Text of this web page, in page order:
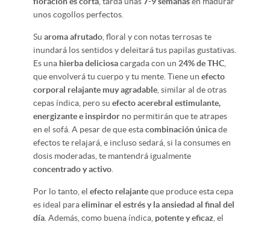
unos cogollos perfectos.
Su aroma afrutado , floral y con notas terrosas te
inundará los sentidos y deleitará tus papilas gustativas.
Es una hierba deliciosacargada con un 24% de THC
que envolverá tu cuerpo y tu mente. Tiene un efecto
corporal relajante muy agradable , similar al de otras
cepas índica, pero su efecto acerebral estimulante,
energizante e inspirdor no permitirán que te atrapes
en el sofá. A pesar de que estacombinación únicade
efectos te relajará, e incluso sedará, si la consumes en
dosis moderadas, te mantendrá igualmente
concentrado y activo
Por lo tanto, el efecto relajanteque produce esta cepa
es ideal paraeliminar el estrés y la ansiedad al final del
día . Además, como buena índica, potente y eficaz , el